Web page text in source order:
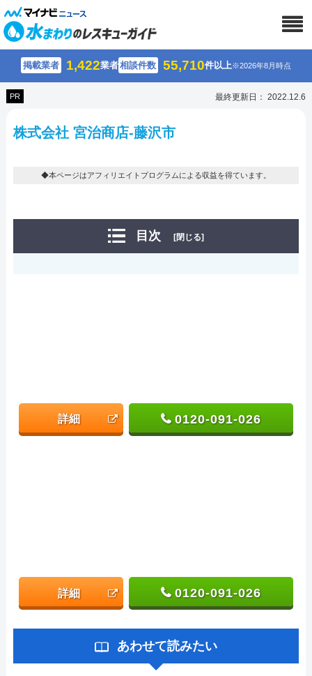
掲載業者 1,422業者相談件数 55,710件以上※2026年8月時点
PR 最終更新日： 2022.12.6
株式会社 宮治商店-藤沢市
◆本ページはアフィリエイトプログラムによる収益を得ています。
目次 [閉じる]
詳細 0120-091-026
詳細 0120-091-026
あわせて読みたい